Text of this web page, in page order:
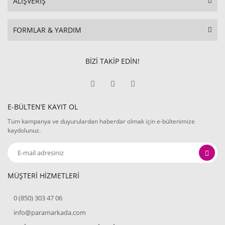
FORMLAR & YARDIM
BİZİ TAKİP EDİN!
E-BÜLTEN’E KAYIT OL
Tüm kampanya ve duyurulardan haberdar olmak için e-bültenimize
kaydolunuz.
MÜŞTERİ HİZMETLERİ
0 (850) 303 47 06
info@paramarkada.com